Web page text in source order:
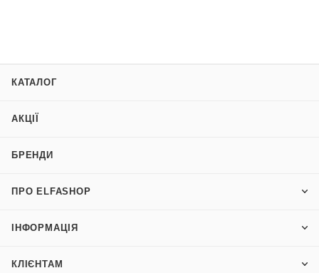
КАТАЛОГ
АКЦІЇ
БРЕНДИ
ПРО ELFASHOP
ІНФОРМАЦІЯ
КЛІЄНТАМ